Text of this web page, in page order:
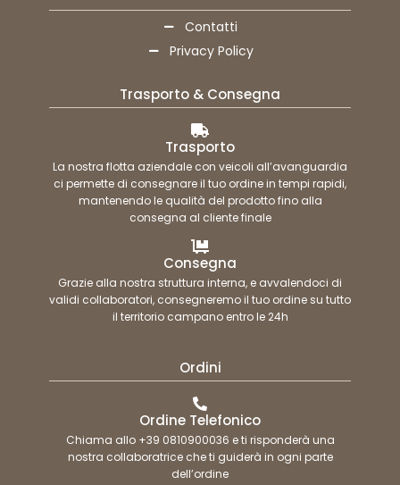
Contatti
Privacy Policy
Trasporto & Consegna
Trasporto
La nostra flotta aziendale con veicoli all’avanguardia
ci permette di consegnare il tuo ordine in tempi rapidi,
mantenendo le qualità del prodotto fino alla
consegna al cliente finale
Consegna
Grazie alla nostra struttura interna, e avvalendoci di
validi collaboratori, consegneremo il tuo ordine su tutto
il territorio campano entro le 24h
Ordini
Ordine Telefonico
Chiama allo +39 0810900036 e ti risponderà una
nostra collaboratrice che ti guiderà in ogni parte
dell’ordine